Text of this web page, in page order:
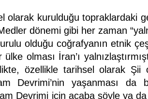
olarak kurulduğu topraklardaki
dönemi gibi her zaman
olduğu coğrafyanın etnik
olması İran’ı
özellikle tarihsel olarak Şii
Devrimi’nin yaşanması da
Devrimi için acaba şöyle ya